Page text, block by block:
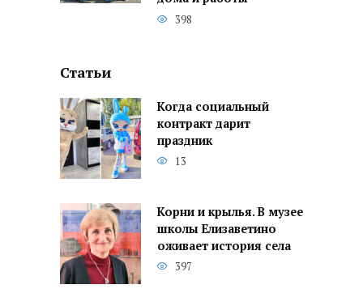
398
Статьи
Когда социальный
контракт дарит
праздник
13
Корни и крылья. В музее
школы Елизаветино
оживает история села
397